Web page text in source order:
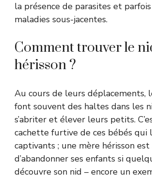
la présence de parasites et
maladies sous-jacentes.
Comment trouver le
hérisson ?
Au cours de leurs déplacements,
font souvent des haltes dans les
s’abriter et élever leurs petits.
cachette furtive de ces bébés qui
captivants ; une mère hérisson
d’abandonner ses enfants si
découvre son nid – encore un